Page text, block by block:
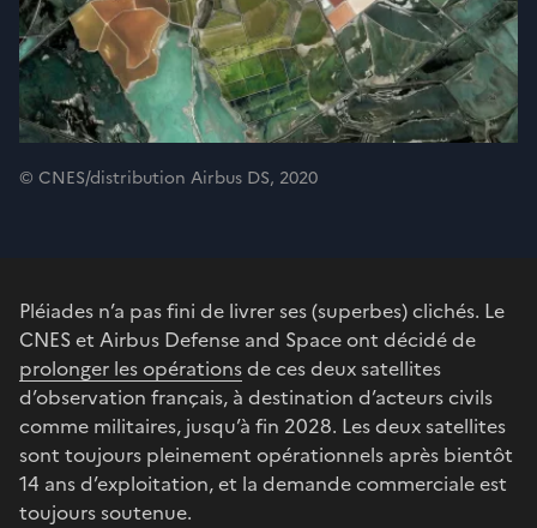
© CNES/distribution Airbus DS, 2020
Pléiades n’a pas fini de livrer ses (superbes) clichés. Le
CNES et Airbus Defense and Space ont décidé de
prolonger les opérationsde ces deux satellites
d’observation français, à destination d’acteurs civils
comme militaires, jusqu’à fin 2028. Les deux satellites
sont toujours pleinement opérationnels après bientôt
14 ans d’exploitation, et la demande commerciale est
toujours soutenue.